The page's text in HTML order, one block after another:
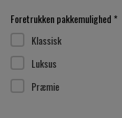
Foretrukken pakkemulighed *
Klassisk
Luksus
Præmie